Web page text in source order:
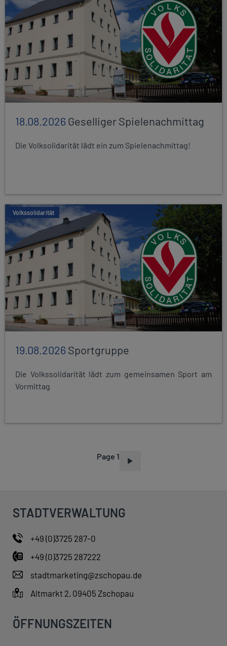
18.08.2026Geselliger Spielenachmittag
Die Volksolidarität lädt ein zum Spielenachmittag!
Volkssolidarität
19.08.2026Sportgruppe
Die Volkssolidarität lädt zum gemeinsamen Sport am
Vormittag
Page 1
STADTVERWALTUNG
+49 (0)3725 287-0
+49 (0)3725 287222
stadtmarketing@zschopau.de
Altmarkt 2, 09405 Zschopau
ÖFFNUNGSZEITEN